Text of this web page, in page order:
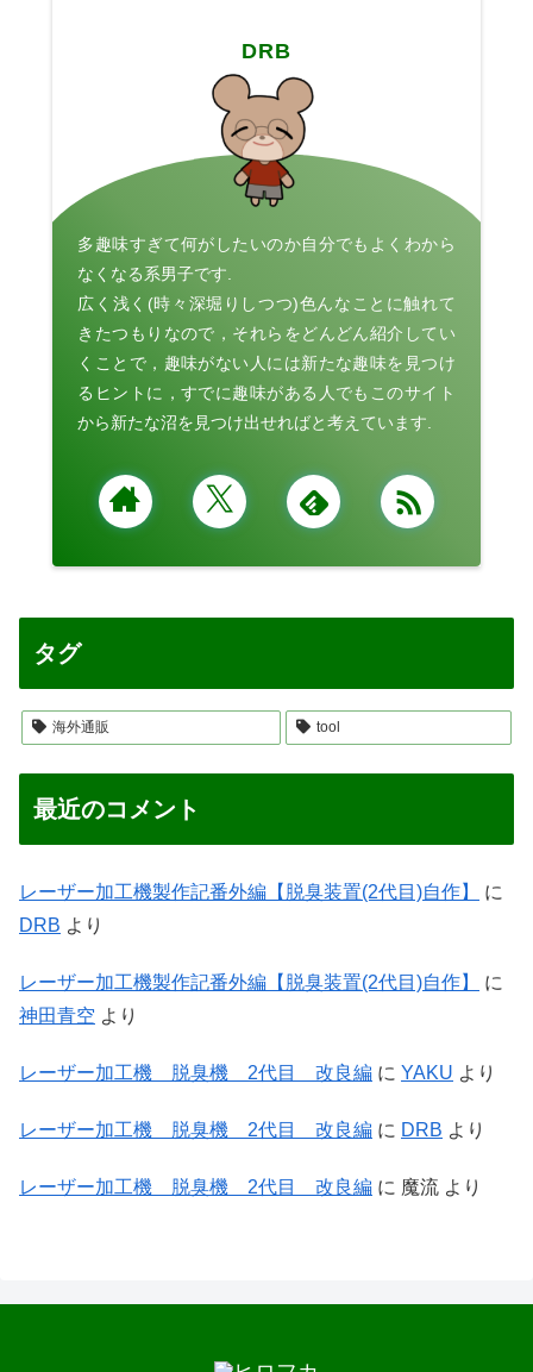
DRB
多趣味すぎて何がしたいのか自分でもよくわから
なくなる系男子です.
広く浅く(時々深堀りしつつ)色んなことに触れて
きたつもりなので，それらをどんどん紹介してい
くことで，趣味がない人には新たな趣味を見つけ
るヒントに，すでに趣味がある人でもこのサイト
から新たな沼を見つけ出せればと考えています.
タグ
海外通販 tool
最近のコメント
レーザー加工機製作記番外編【脱臭装置(2代目)自作】
に
DRB より
レーザー加工機製作記番外編【脱臭装置(2代目)自作】
に
神田青空 より
レーザー加工機 脱臭機 2代目 改良編 に YAKU より
レーザー加工機 脱臭機 2代目 改良編 に DRB より
レーザー加工機 脱臭機 2代目 改良編 に 魔流 より